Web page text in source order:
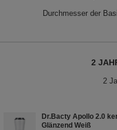
Durchmesser der
2
2
Dr.Bacty Apollo 2.0
Glänzend Weiß